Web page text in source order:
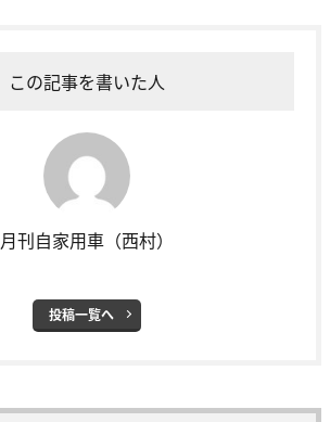
この記事を書いた人
月刊自家用車（西村）
投稿一覧へ